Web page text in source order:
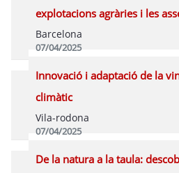
explotacions agràries i les
Barcelona
07/04/2025
Programa
Innovació i adaptació de la
climàtic
Vila-rodona
07/04/2025
Programa
De la natura a la taula: